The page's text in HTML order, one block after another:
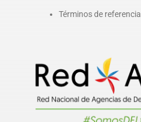
Términos de referencia